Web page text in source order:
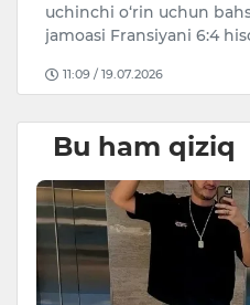
uchinchi o‘rin uchun
jamoasi Fransiyani 6:4
11:09 / 19.07.2026
Bu ham qiziq